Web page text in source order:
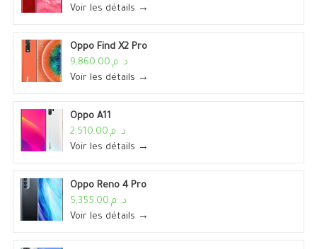
Voir les détails →
Oppo Find X2 Pro
د. م.9,860.00
Voir les détails →
Oppo A11
د. م.2,510.00
Voir les détails →
Oppo Reno 4 Pro
د. م.5,355.00
Voir les détails →